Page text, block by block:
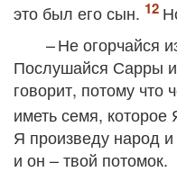
это был его сын.
– Не огорчайся
Послушайся Сарры
говорит, потому что
иметь семя,
Я произведу народ
и он – твой потомок.